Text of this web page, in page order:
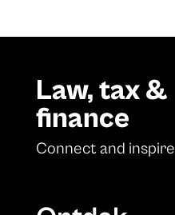
Law, tax &
finance
Connect and inspire